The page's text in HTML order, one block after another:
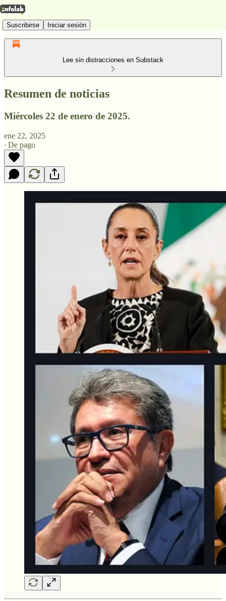
Suscribirse Iniciar sesión
Lee sin distracciones en Substack
Resumen de noticias
Miércoles 22 de enero de 2025.
ene 22, 2025
∙ De pago